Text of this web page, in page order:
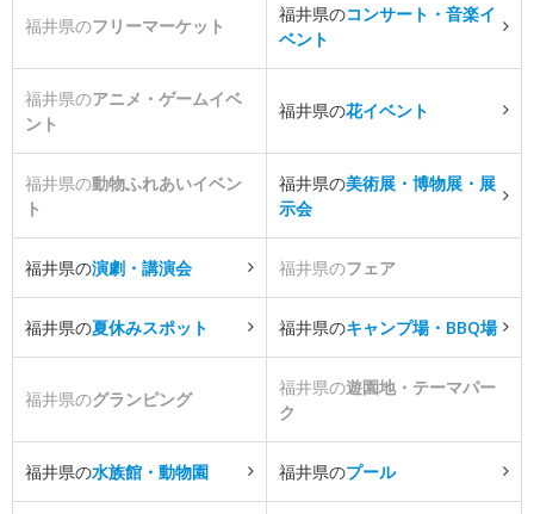
福井県のフリーマーケット
福井県のコンサート・音楽イ
ベント
福井県のアニメ・ゲームイベ
ント
福井県の花イベント
福井県の動物ふれあいイベン
ト
福井県の美術展・博物展・展
示会
福井県の演劇・講演会 福井県のフェア
福井県の夏休みスポット 福井県のキャンプ場・BBQ場
福井県のグランピング
福井県の遊園地・テーマパー
ク
福井県の水族館・動物園 福井県のプール